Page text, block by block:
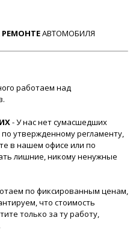
РЕМОНТЕАВТОМОБИЛЯ
работаем над
- У нас нет сумасшедших
утвержденному регламенту,
в нашем офисе или по
лишние, никому ненужные
по фиксированным ценам,
что стоимость
только за ту работу,